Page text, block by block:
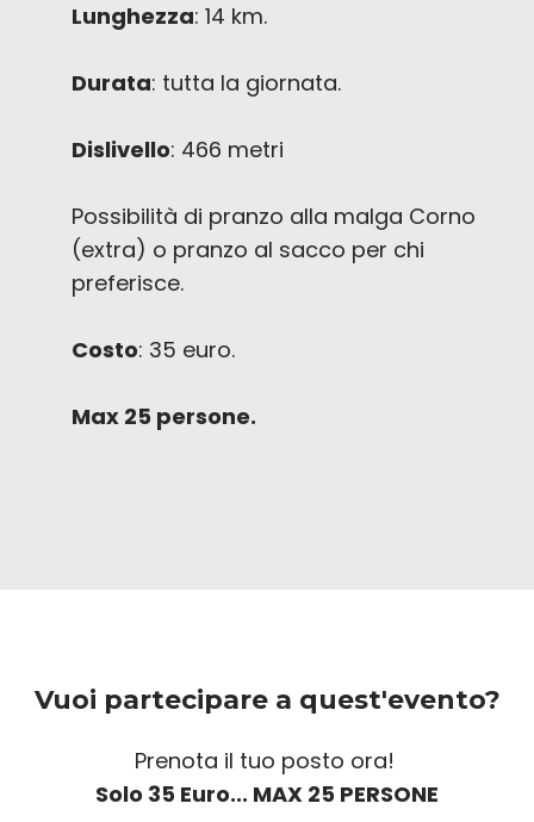
Lunghezza: 14 km.
Durata: tutta la giornata.
Dislivello: 466 metri
Possibilità di pranzo alla malga Corno
(extra) o pranzo al sacco per chi
preferisce.
Costo: 35 euro.
Max 25 persone.
Vuoi partecipare a quest'evento?
Prenota il tuo posto ora!
Solo 35 Euro... MAX 25 PERSONE